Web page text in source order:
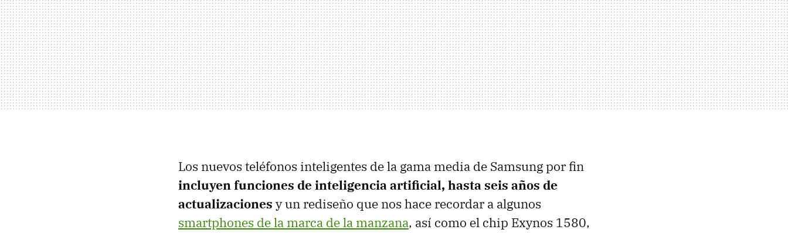
Los nuevos teléfonos inteligentes de la gama media de Samsung por fin
incluyen funciones de inteligencia artificial, hasta seis años de
actualizaciones y un rediseño que nos hace recordar a algunos
smartphones de la marca de la manzana, así como el chip Exynos 1580,